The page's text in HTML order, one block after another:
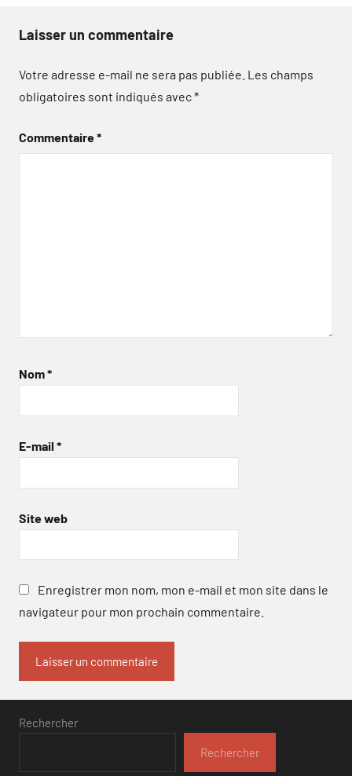
Laisser un commentaire
Votre adresse e-mail ne sera pas publiée. Les champs
obligatoires sont indiqués avec*
Commentaire*
Nom*
E-mail *
Site web
Enregistrer mon nom, mon e-mail et mon site dans le
navigateur pour mon prochain commentaire.
Rechercher
Rechercher